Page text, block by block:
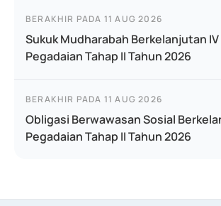
BERAKHIR PADA 11 AUG 2026
Sukuk Mudharabah Berkelanjutan IV
Pegadaian Tahap II Tahun 2026
BERAKHIR PADA 11 AUG 2026
Obligasi Berwawasan Sosial
Pegadaian Tahap II Tahun 2026